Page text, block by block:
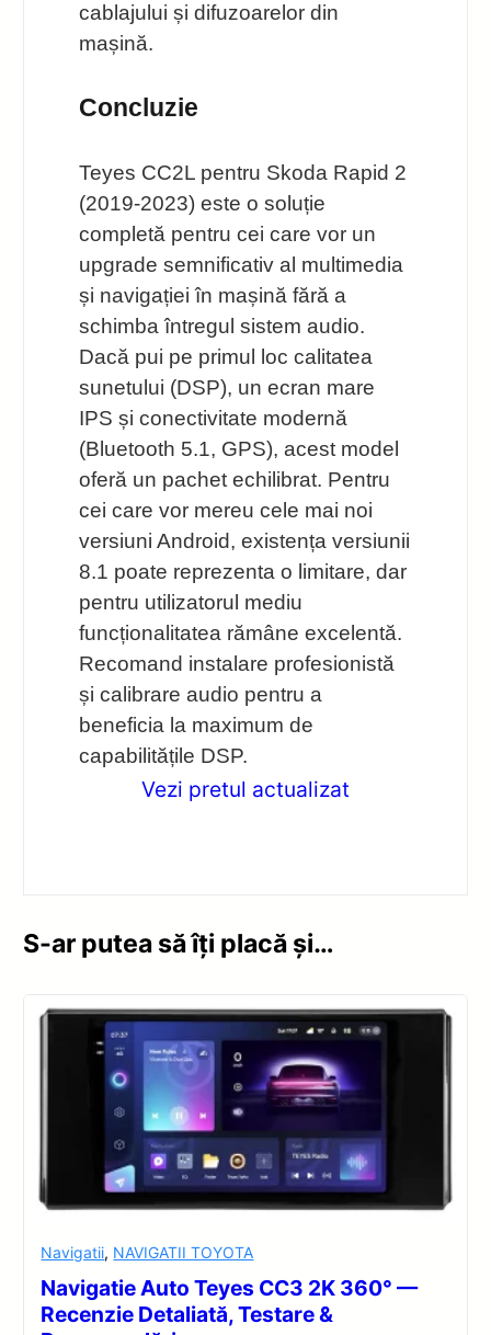
cablajului și difuzoarelor din
mașină.
Concluzie
Teyes CC2L pentru Skoda Rapid 2
(2019-2023) este o soluție
completă pentru cei care vor un
upgrade semnificativ al multimedia
și navigației în mașină fără a
schimba întregul sistem audio.
Dacă pui pe primul loc calitatea
sunetului (DSP), un ecran mare
IPS și conectivitate modernă
(Bluetooth 5.1, GPS), acest model
oferă un pachet echilibrat. Pentru
cei care vor mereu cele mai noi
versiuni Android, existența versiunii
8.1 poate reprezenta o limitare, dar
pentru utilizatorul mediu
funcționalitatea rămâne excelentă.
Recomand instalare profesionistă
și calibrare audio pentru a
beneficia la maximum de
capabilitățile DSP.
Vezi pretul actualizat
S-ar putea să îți placă și…
Navigatii, NAVIGATII TOYOTA
Navigatie Auto Teyes CC3 2K 360° —
Recenzie Detaliată, Testare &